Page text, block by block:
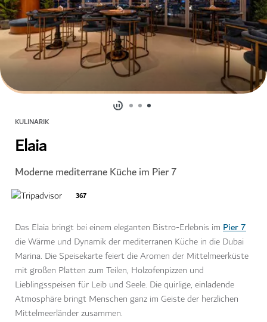
KULINARIK
Elaia
Moderne mediterrane Küche im Pier 7
367
Das Elaia bringt bei einem eleganten Bistro-Erlebnis im Pier 7
die Wärme und Dynamik der mediterranen Küche in die Dubai
Marina. Die Speisekarte feiert die Aromen der Mittelmeerküste
mit großen Platten zum Teilen, Holzofenpizzen und
Lieblingsspeisen für Leib und Seele. Die quirlige, einladende
Atmosphäre bringt Menschen ganz im Geiste der herzlichen
Mittelmeerländer zusammen.